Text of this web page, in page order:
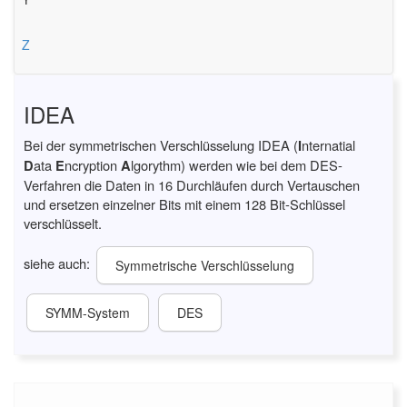
Z
IDEA
Bei der symmetrischen Verschlüsselung IDEA (Internatial
Data EncryptionAlgorythm) werden wie bei dem DES-
Verfahren die Daten in 16 Durchläufen durch Vertauschen
und ersetzen einzelner Bits mit einem 128 Bit-Schlüssel
verschlüsselt.
siehe auch: Symmetrische Verschlüsselung
SYMM-System DES